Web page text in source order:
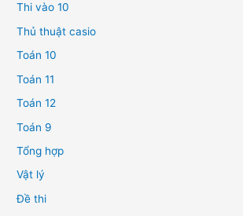
Thi vào 10
Thủ thuật casio
Toán 10
Toán 11
Toán 12
Toán 9
Tổng hợp
Vật lý
Đề thi